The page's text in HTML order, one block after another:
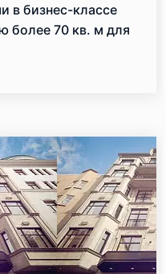
в бизнес-классе
более 70 кв. м для